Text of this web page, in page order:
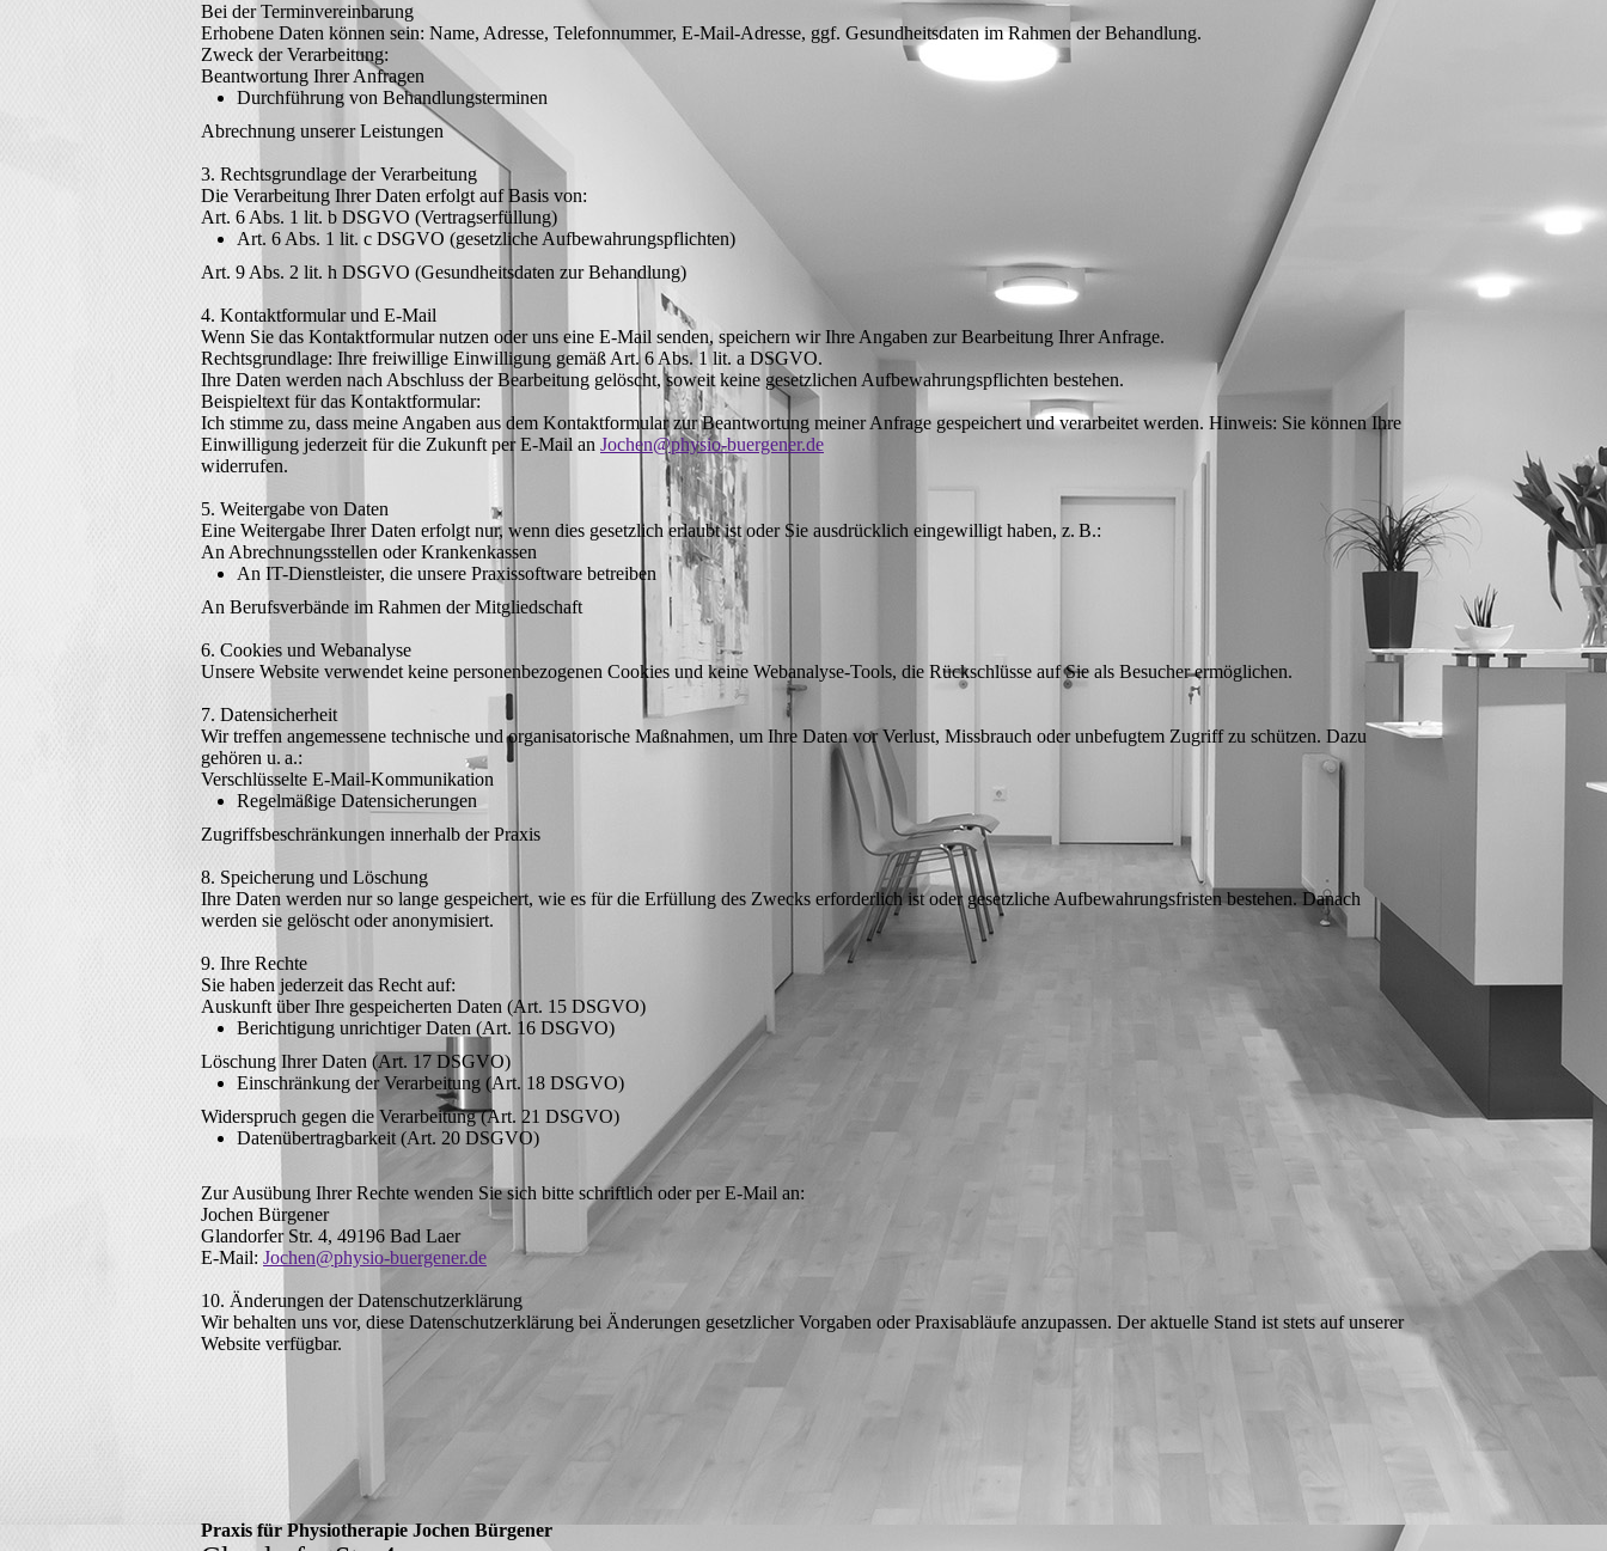
Bei der Terminvereinbarung
Erhobene Daten können sein: Name, Adresse, Telefonnummer, E-Mail-Adresse, ggf. Gesundheitsdaten im Rahmen der Behandlung.
Zweck der Verarbeitung:
Beantwortung Ihrer Anfragen
Durchführung von Behandlungsterminen
Abrechnung unserer Leistungen
3. Rechtsgrundlage der Verarbeitung
Die Verarbeitung Ihrer Daten erfolgt auf Basis von:
Art. 6 Abs. 1 lit. b DSGVO (Vertragserfüllung)
Art. 6 Abs. 1 lit. c DSGVO (gesetzliche Aufbewahrungspflichten)
Art. 9 Abs. 2 lit. h DSGVO (Gesundheitsdaten zur Behandlung)
4. Kontaktformular und E-Mail
Wenn Sie das Kontaktformular nutzen oder uns eine E-Mail senden, speichern wir Ihre Angaben zur Bearbeitung Ihrer Anfrage.
Rechtsgrundlage: Ihre freiwillige Einwilligung gemäß Art. 6 Abs. 1 lit. a DSGVO.
Ihre Daten werden nach Abschluss der Bearbeitung gelöscht, soweit keine gesetzlichen Aufbewahrungspflichten bestehen.
Beispieltext für das Kontaktformular:
Ich stimme zu, dass meine Angaben aus dem Kontaktformular zur Beantwortung meiner Anfrage gespeichert und verarbeitet werden. Hinweis: Sie können Ihre
Einwilligung jederzeit für die Zukunft per E-Mail an Jochen@physio-buergener.de
widerrufen.
5. Weitergabe von Daten
Eine Weitergabe Ihrer Daten erfolgt nur, wenn dies gesetzlich erlaubt ist oder Sie ausdrücklich eingewilligt haben, z. B.:
An Abrechnungsstellen oder Krankenkassen
An IT-Dienstleister, die unsere Praxissoftware betreiben
An Berufsverbände im Rahmen der Mitgliedschaft
6. Cookies und Webanalyse
Unsere Website verwendet keine personenbezogenen Cookies und keine Webanalyse-Tools, die Rückschlüsse auf Sie als Besucher ermöglichen.
7. Datensicherheit
Wir treffen angemessene technische und organisatorische Maßnahmen, um Ihre Daten vor Verlust, Missbrauch oder unbefugtem Zugriff zu schützen. Dazu
gehören u. a.:
Verschlüsselte E-Mail-Kommunikation
Regelmäßige Datensicherungen
Zugriffsbeschränkungen innerhalb der Praxis
8. Speicherung und Löschung
Ihre Daten werden nur so lange gespeichert, wie es für die Erfüllung des Zwecks erforderlich ist oder gesetzliche Aufbewahrungsfristen bestehen. Danach
werden sie gelöscht oder anonymisiert.
9. Ihre Rechte
Sie haben jederzeit das Recht auf:
Auskunft über Ihre gespeicherten Daten (Art. 15 DSGVO)
Berichtigung unrichtiger Daten (Art. 16 DSGVO)
Löschung Ihrer Daten (Art. 17 DSGVO)
Einschränkung der Verarbeitung (Art. 18 DSGVO)
Widerspruch gegen die Verarbeitung (Art. 21 DSGVO)
Datenübertragbarkeit (Art. 20 DSGVO)
Zur Ausübung Ihrer Rechte wenden Sie sich bitte schriftlich oder per E-Mail an:
Jochen Bürgener
Glandorfer Str. 4, 49196 Bad Laer
E-Mail: Jochen@physio-buergener.de
10. Änderungen der Datenschutzerklärung
Wir behalten uns vor, diese Datenschutzerklärung bei Änderungen gesetzlicher Vorgaben oder Praxisabläufe anzupassen. Der aktuelle Stand ist stets auf unserer
Website verfügbar.
Praxis für Physiotherapie Jochen Bürgener